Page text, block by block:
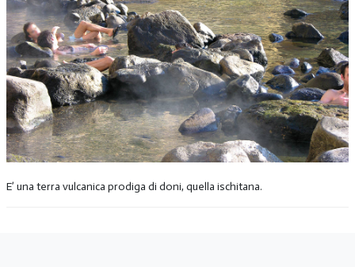
E’ una terra vulcanica prodiga di doni, quella ischitana.